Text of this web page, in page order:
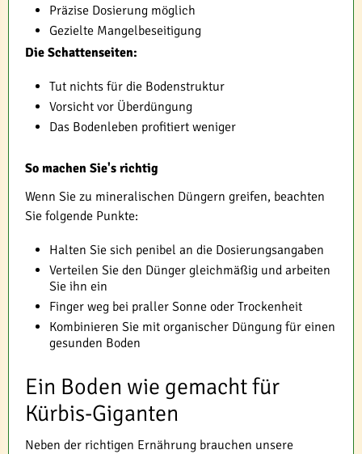
Präzise Dosierung möglich
Gezielte Mangelbeseitigung
Die Schattenseiten:
Tut nichts für die Bodenstruktur
Vorsicht vor Überdüngung
Das Bodenleben profitiert weniger
So machen Sie's richtig
Wenn Sie zu mineralischen Düngern greifen, beachten
Sie folgende Punkte:
Halten Sie sich penibel an die Dosierungsangaben
Verteilen Sie den Dünger gleichmäßig und arbeiten
Sie ihn ein
Finger weg bei praller Sonne oder Trockenheit
Kombinieren Sie mit organischer Düngung für einen
gesunden Boden
Ein Boden wie gemacht für
Kürbis-Giganten
Neben der richtigen Ernährung brauchen unsere